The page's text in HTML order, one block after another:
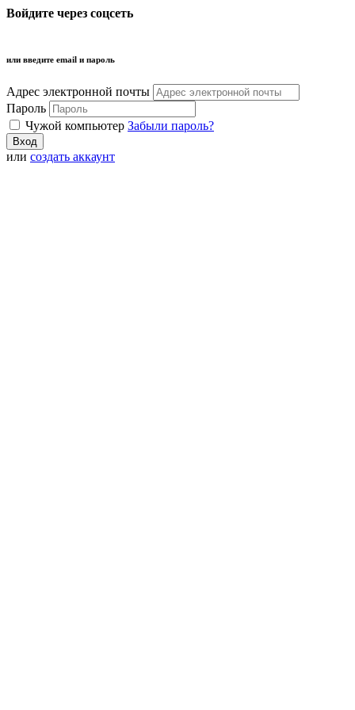
Войдите через соцсеть
или введите email и пароль
Адрес электронной почты
Пароль
Чужой компьютер Забыли пароль?
или создать аккаунт